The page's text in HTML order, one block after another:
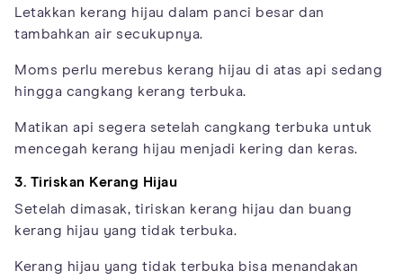
Letakkan kerang hijau dalam panci besar dan
tambahkan air secukupnya.
Moms perlu merebus kerang hijau di atas api sedang
hingga cangkang kerang terbuka.
Matikan api segera setelah cangkang terbuka untuk
mencegah kerang hijau menjadi kering dan keras.
3. Tiriskan Kerang Hijau
Setelah dimasak, tiriskan kerang hijau dan buang
kerang hijau yang tidak terbuka.
Kerang hijau yang tidak terbuka bisa menandakan